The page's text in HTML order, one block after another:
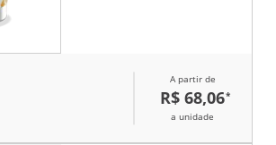
A partir de
R$ 68,06*
a unidade